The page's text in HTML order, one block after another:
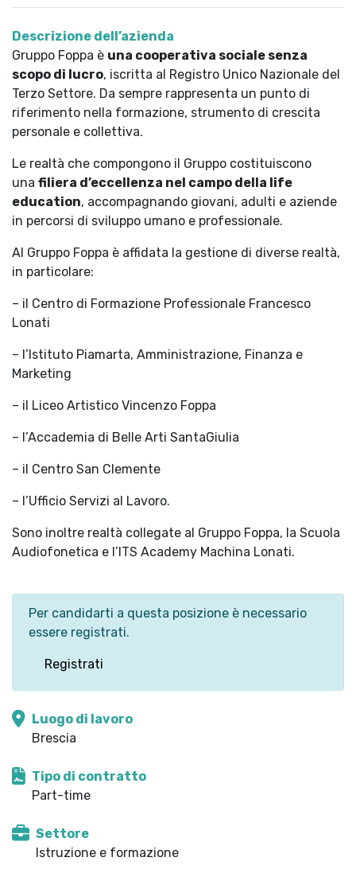
Descrizione dell’azienda
Gruppo Foppa è una cooperativa sociale senza
scopo di lucro, iscritta al Registro Unico Nazionale del
Terzo Settore. Da sempre rappresenta un punto di
riferimento nella formazione, strumento di crescita
personale e collettiva.
Le realtà che compongono il Gruppo costituiscono
una filiera d’eccellenza nel campo della life
education, accompagnando giovani, adulti e aziende
in percorsi di sviluppo umano e professionale.
Al Gruppo Foppa è affidata la gestione di diverse realtà,
in particolare:
– il Centro di Formazione Professionale Francesco
Lonati
– l’Istituto Piamarta, Amministrazione, Finanza e
Marketing
– il Liceo Artistico Vincenzo Foppa
– l’Accademia di Belle Arti SantaGiulia
– il Centro San Clemente
– l’Ufficio Servizi al Lavoro.
Sono inoltre realtà collegate al Gruppo Foppa, la Scuola
Audiofonetica e l’ITS Academy Machina Lonati.
Per candidarti a questa posizione è necessario
essere registrati.
Registrati
Luogo di lavoro
Brescia
Tipo di contratto
Part-time
Settore
Istruzione e formazione